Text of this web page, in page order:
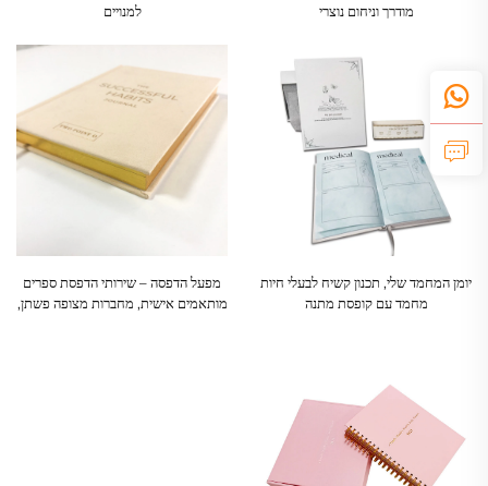
מודרך וניחום נוצרי
למנויים
יומן המחמד שלי, תכנון קשיח לבעלי חיות
מחמד עם קופסת מתנה
מפעל הדפסה – שירותי הדפסת ספרים
מותאמים אישית, מחברות מצופה פשתן,